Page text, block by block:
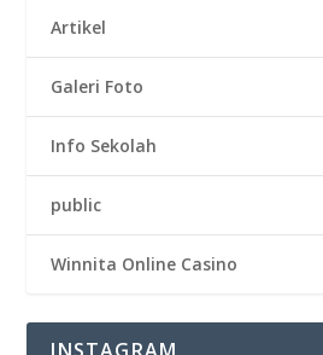
Artikel
Galeri Foto
Info Sekolah
public
Winnita Online Casino